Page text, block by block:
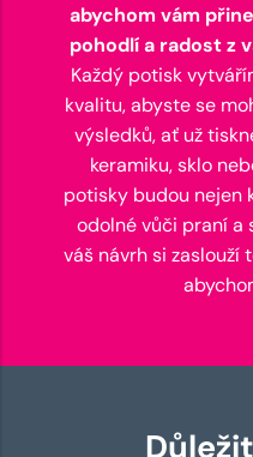
abychom vám
pohodlí a radost z
Každý potisk
kvalitu, abyste se
výsledků, ať už
keramiku, sklo
potisky budou nejen
odolné vůči praní a
váš návrh si zaslouží